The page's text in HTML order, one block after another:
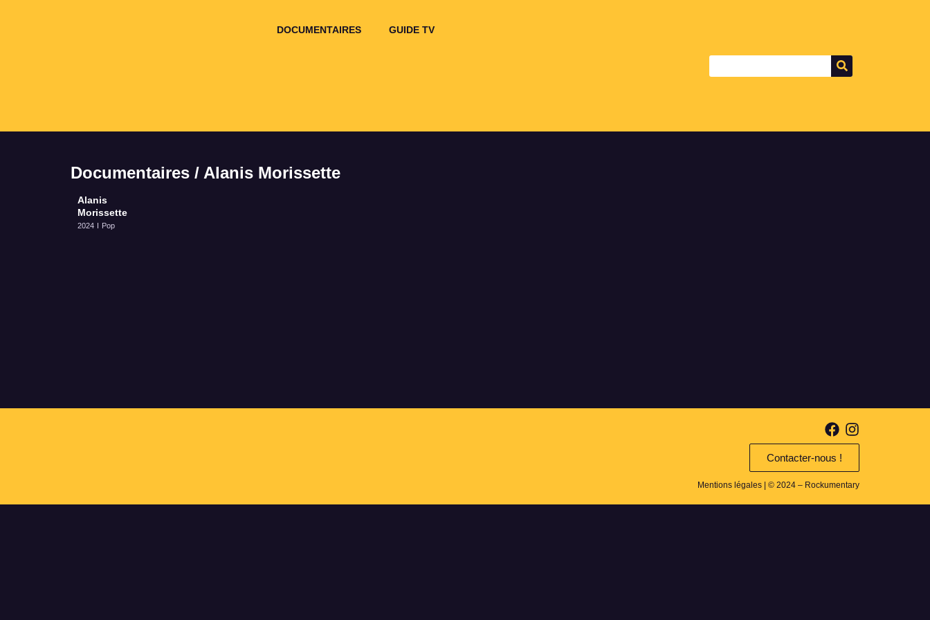
DOCUMENTAIRES GUIDE TV
Documentaires / Alanis Morissette
Alanis
Morissette
2024 Pop
Contacter-nous !
Mentions légales | © 2024 – Rockumentary